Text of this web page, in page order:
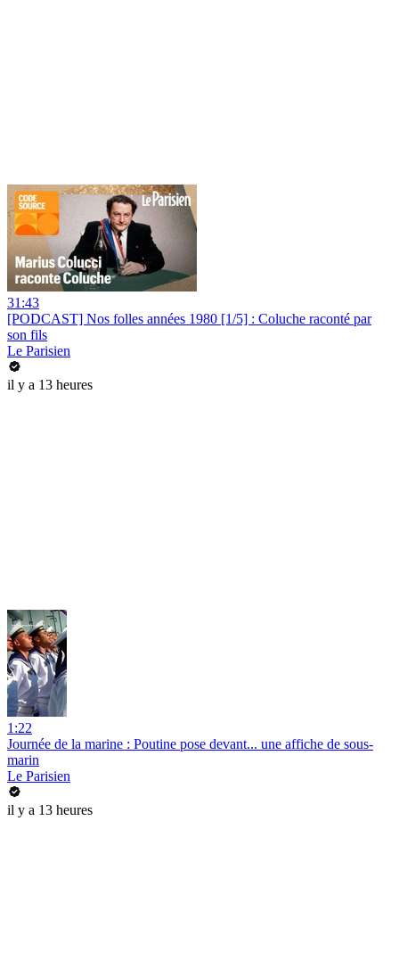
31:43
[PODCAST] Nos folles années 1980 [1/5] : Coluche raconté par
son fils
Le Parisien
il y a 13 heures
1:22
Journée de la marine : Poutine pose devant... une affiche de sous-
marin
Le Parisien
il y a 13 heures